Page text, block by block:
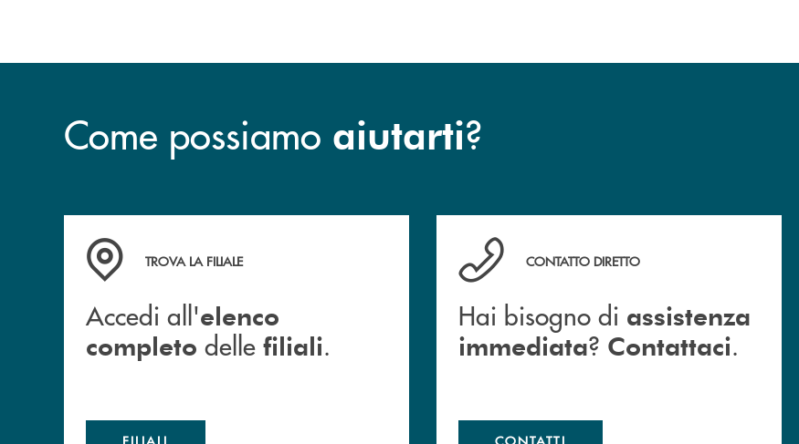
Come possiamo aiutarti?
Accedi all' elenco completo delle filiali .
TROVA LA FILIALE
Accedi all'elenco
completo delle filiali.
FILIALI
Hai bisogno di assistenza immediata ? Contattaci .
CONTATTO DIRETTO
Hai bisogno di assistenza
immediata? Contattaci.
CONTATTI